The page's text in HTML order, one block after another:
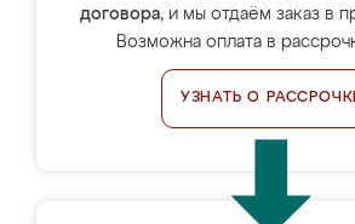
договора, и мы отдаём заказ в
Возможна оплата в
УЗНАТЬ О